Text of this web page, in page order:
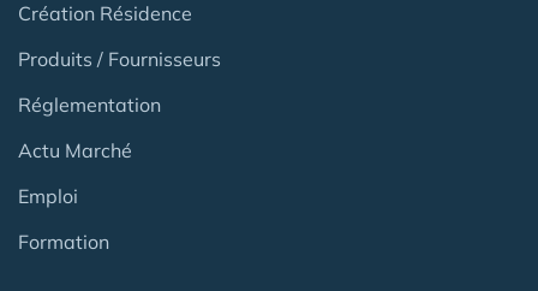
Création Résidence
Produits / Fournisseurs
Réglementation
Actu Marché
Emploi
Formation